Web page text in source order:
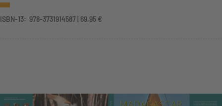
ISBN-13: ‎ 978-3731914587 | 69,95 €